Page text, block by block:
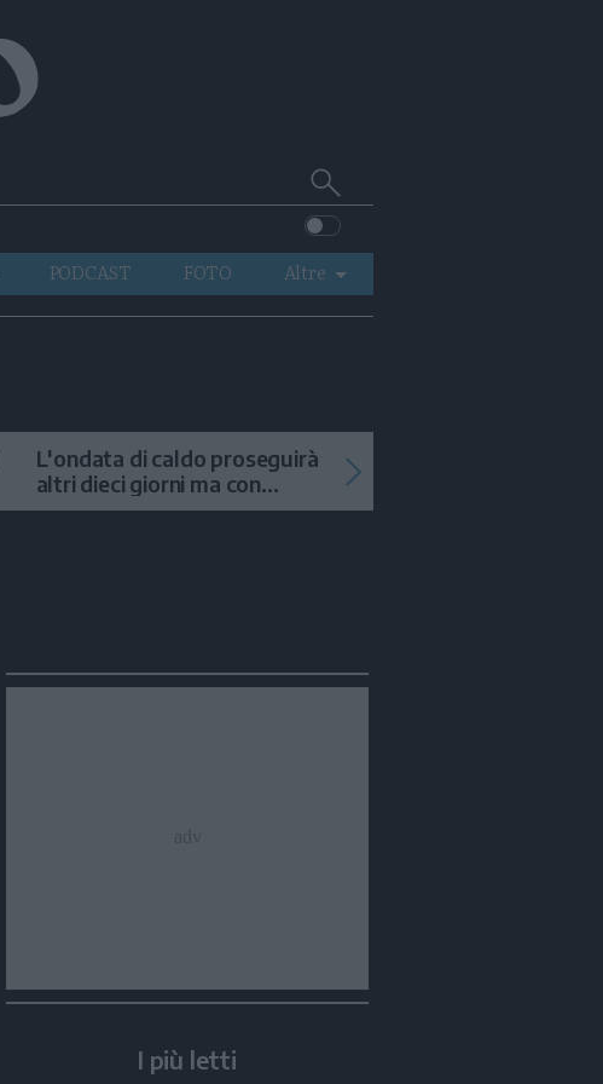
Cerca
su
Trentino
PODCAST FOTO
Altre
VIDEO
L'ondata di caldo proseguirà
altri dieci giorni ma con
temporali
I più letti